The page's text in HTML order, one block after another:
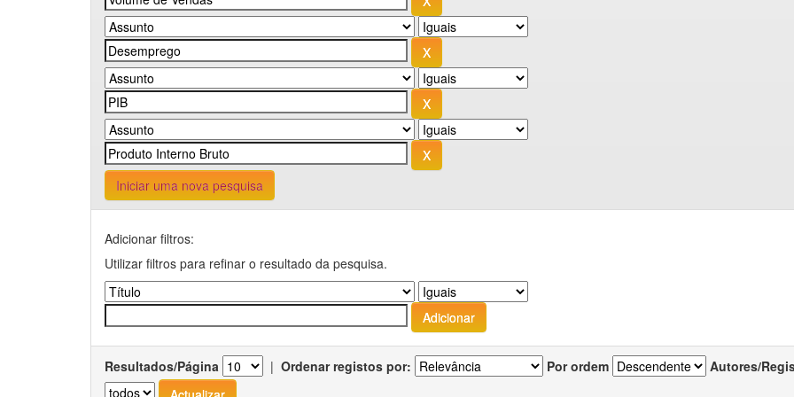
Iniciar uma nova pesquisa
Adicionar filtros:
Utilizar filtros para refinar o resultado da pesquisa.
Resultados/Página | Ordenar registos por: Por ordem Autores/